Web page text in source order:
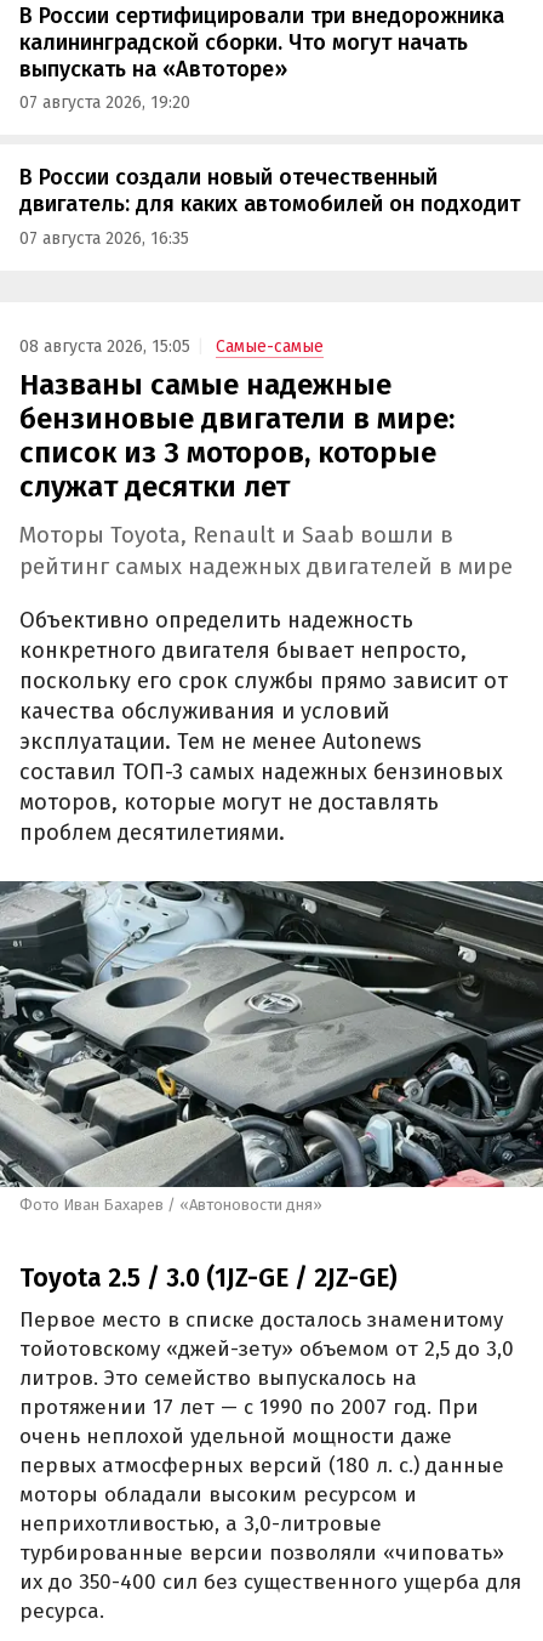
В России сертифицировали три внедорожника
калининградской сборки. Что могут начать
выпускать на «Автоторе»
07 августа 2026, 19:20
В России создали новый отечественный
двигатель: для каких автомобилей он подходит
07 августа 2026, 16:35
08 августа 2026, 15:05 Самые-самые
Названы самые надежные
бензиновые двигатели в мире:
список из 3 моторов, которые
служат десятки лет
Моторы Toyota, Renault и Saab вошли в
рейтинг самых надежных двигателей в мире
Объективно определить надежность
конкретного двигателя бывает непросто,
поскольку его срок службы прямо зависит от
качества обслуживания и условий
эксплуатации. Тем не менее Autonews
составил ТОП-3 самых надежных бензиновых
моторов, которые могут не доставлять
проблем десятилетиями.
Фото Иван Бахарев / «Автоновости дня»
Toyota 2.5 / 3.0 (1JZ-GE / 2JZ-GE)
Первое место в списке досталось знаменитому
тойотовскому «джей-зету» объемом от 2,5 до 3,0
литров. Это семейство выпускалось на
протяжении 17 лет — с 1990 по 2007 год. При
очень неплохой удельной мощности даже
первых атмосферных версий (180 л. с.) данные
моторы обладали высоким ресурсом и
неприхотливостью, а 3,0-литровые
турбированные версии позволяли «чиповать»
их до 350-400 сил без существенного ущерба для
ресурса.